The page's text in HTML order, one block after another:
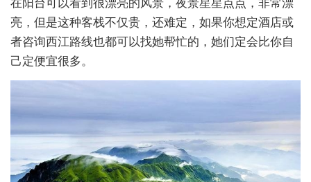
亮，但是这种客栈不仅贵，还难定，如果你想定酒店或
者咨询西江路线也都可以找她帮忙的，她们定会比你自
己定便宜很多。